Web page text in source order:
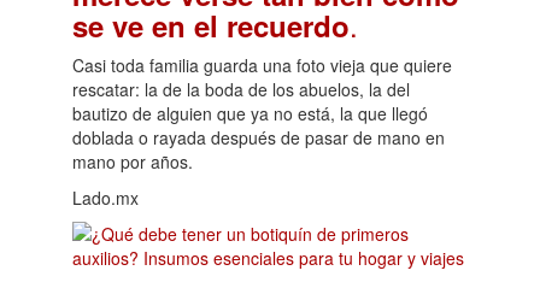
se ve en el recuerdo.
Casi toda familia guarda una foto vieja que quiere
rescatar: la de la boda de los abuelos, la del
bautizo de alguien que ya no está, la que llegó
doblada o rayada después de pasar de mano en
mano por años.
Lado.mx